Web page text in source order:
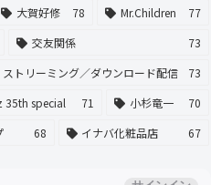
大賀好修 78 Mr.Children
77
交友関係
73
トリーミング／ダウンロード配信
73
35th special 71 小杉竜一
70
68 イナバ化粧品店 67